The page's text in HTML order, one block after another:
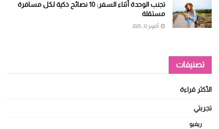
تجنب الوحدة أثناء السفر: 10 نصائح ذكية لكل مسافرة
مستقلة
أكتوبر 12, 2025
تصنيفات
الأكثر قراءة
تجربتي
ريفيو